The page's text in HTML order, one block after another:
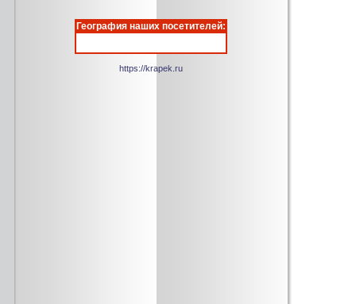
География наших посетителей:
https://krapek.ru